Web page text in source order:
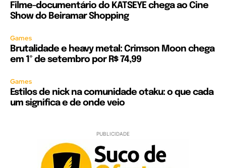
Filme-documentário do KATSEYE chega ao Cine
Show do Beiramar Shopping
Games
Brutalidade e heavy metal: Crimson Moon chega
em 1º de setembro por R$ 74,99
Games
Estilos de nick na comunidade otaku: o que cada
um significa e de onde veio
PUBLICIDADE